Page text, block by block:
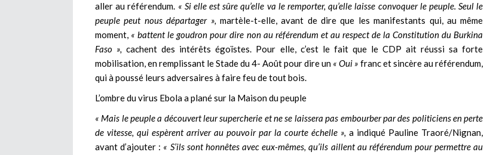
aller au référendum. « Si elle est sûre qu’elle va le remporter, qu’elle laisse convoquer le peuple. Seul le
peuple peut nous départager », martèle-t-elle, avant de dire que les manifestants qui, au même
moment, « battent le goudron pour dire non au référendum et au respect de la Constitution du Burkina
Faso », cachent des intérêts égoïstes. Pour elle, c’est le fait que le CDP ait réussi sa forte
mobilisation, en remplissant le Stade du 4- Août pour dire un « Oui » franc et sincère au référendum,
qui à poussé leurs adversaires à faire feu de tout bois.
L’ombre du virus Ebola a plané sur la Maison du peuple
« Mais le peuple a découvert leur supercherie et ne se laissera pas embourber par des politiciens en perte
de vitesse, qui espèrent arriver au pouvoir par la courte échelle », a indiqué Pauline Traoré/Nignan,
avant d’ajouter : « S’ils sont honnêtes avec eux-mêmes, qu’ils aillent au référendum pour permettre au